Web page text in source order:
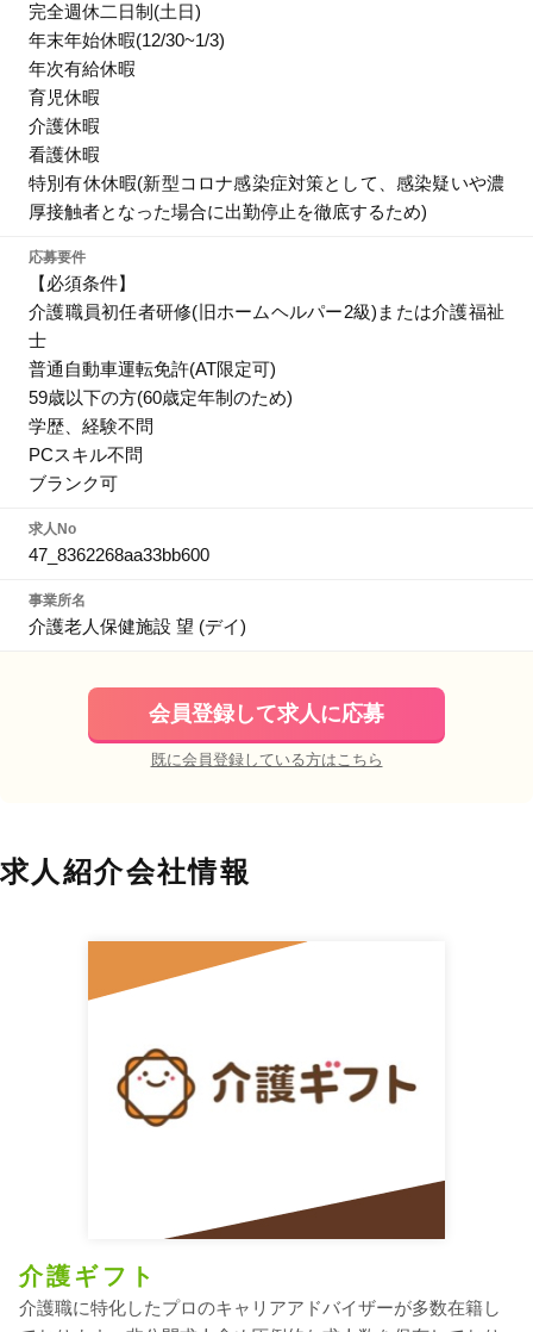
完全週休二日制(土日)
年末年始休暇(12/30~1/3)
年次有給休暇
育児休暇
介護休暇
看護休暇
特別有休休暇(新型コロナ感染症対策として、感染疑いや濃
厚接触者となった場合に出勤停止を徹底するため)
応募要件
【必須条件】
介護職員初任者研修(旧ホームヘルパー2級)または介護福祉
士
普通自動車運転免許(AT限定可)
59歳以下の方(60歳定年制のため)
学歴、経験不問
PCスキル不問
ブランク可
求人No
47_8362268aa33bb600
事業所名
介護老人保健施設 望 (デイ)
会員登録して求人に応募
既に会員登録している方はこちら
求人紹介会社情報
介護ギフト
介護職に特化したプロのキャリアアドバイザーが多数在籍し